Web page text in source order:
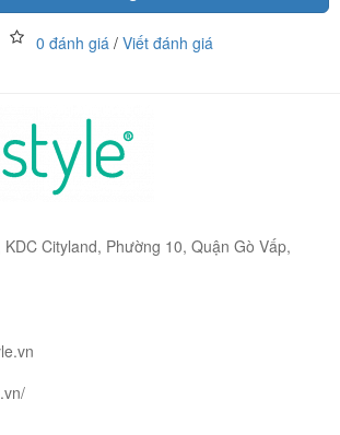
0 đánh giá / Viết đánh giá
Cityland, Phường 10, Quận Gò Vấp,